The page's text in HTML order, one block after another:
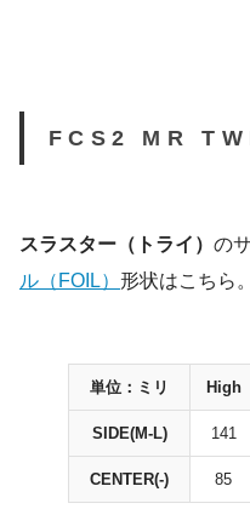
FCS2 MR
スラスター（トライ） の
ル（FOIL） 形状はこちら
単位：ミリ High
SIDE(M-L) 141
CENTER(-) 85